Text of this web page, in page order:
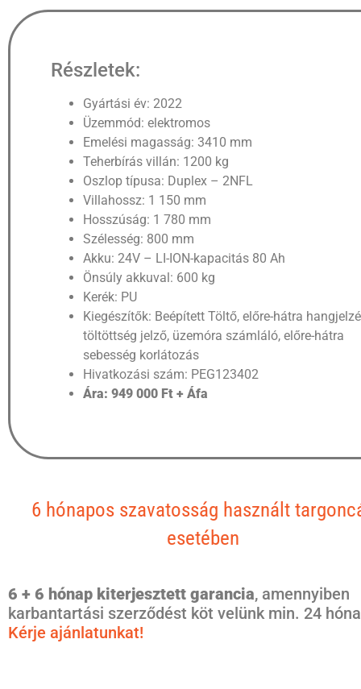
Részletek:
Gyártási év: 2022
Üzemmód: elektromos
Emelési magasság: 3410 mm
Teherbírás villán: 1200 kg
Oszlop típusa: Duplex – 2NFL
Villahossz: 1 150 mm
Hosszúság: 1 780 mm
Szélesség: 800 mm
Akku: 24V – LI-ION-kapacitás 80 Ah
Önsúly akkuval: 600 kg
Kerék: PU
Kiegészítők: Beépített Töltő, előre-hátra
töltöttség jelző, üzemóra számláló, előre-hátra
sebesség korlátozás
Hivatkozási szám: PEG123402
Ára: 949 000 Ft + Áfa
6 hónapos szavatosság használt
esetében
6 + 6 hónap kiterjesztett garancia, amennyiben
karbantartási szerződést köt velünk min. 24
Kérje ajánlatunkat!